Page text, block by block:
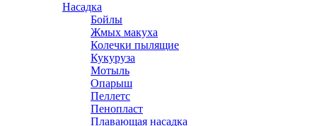
Насадка
Бойлы
Жмых макуха
Колечки пылящие
Кукуруза
Мотыль
Опарыш
Пеллетс
Пенопласт
Плавающая насадка